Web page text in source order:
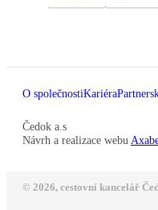
O společnostiKariéra
Čedok a.s
Návrh a realizace webu
© 2026, cestovní kancelář